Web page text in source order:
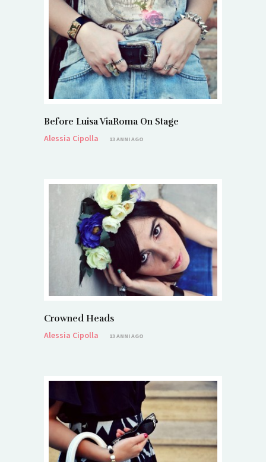
Before Luisa ViaRoma On Stage
Alessia Cipolla
13 ANNI AGO
Crowned Heads
Alessia Cipolla
13 ANNI AGO